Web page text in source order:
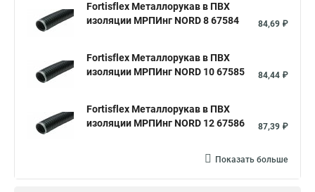
Fortisflex Металлорукав в ПВХ
изоляции МРПИнг NORD 8 67584
84,69 ₽
Fortisflex Металлорукав в ПВХ
изоляции МРПИнг NORD 10 67585
84,44 ₽
Fortisflex Металлорукав в ПВХ
изоляции МРПИнг NORD 12 67586
87,39 ₽
Показать больше